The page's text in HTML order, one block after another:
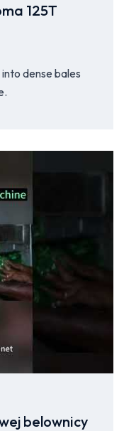
125T
dense bales
belownicy